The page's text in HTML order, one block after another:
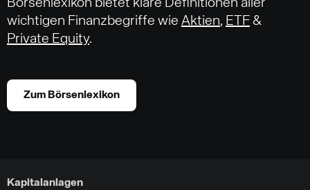
Börsenlexikon bietet klare Definitionen aller
wichtigen Finanzbegriffe wie Aktien, ETF &
Private Equity.
Zum Börsenlexikon
Kapitalanlagen